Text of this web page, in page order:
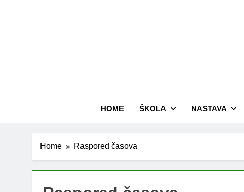
HOME ŠKOLA NASTAVA
Home Raspored časova